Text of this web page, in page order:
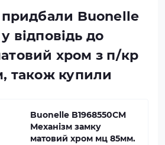
придбали Buonelle
відповідь до
хром з п/кр
також купили
Buonelle B1968550CM
Механізм замку
матовий хром мц 85мм.